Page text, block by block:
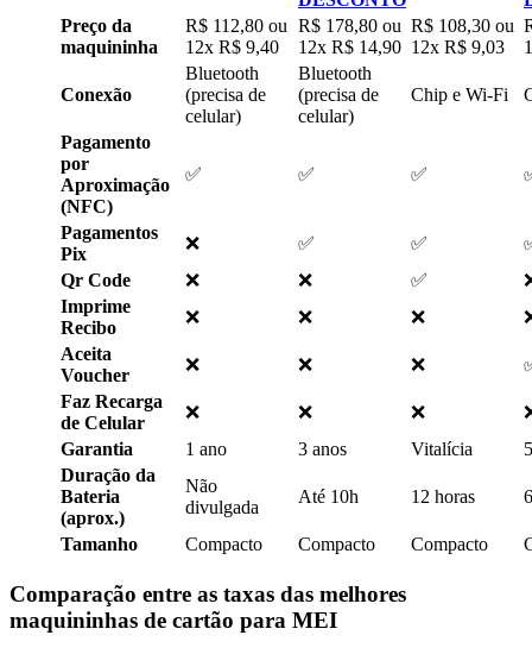
Preço da
maquininha
R$ 112,80 ou
12x R$ 9,40
R$ 178,80 ou
12x R$ 14,90
R$ 108,30 ou
12x R$ 9,03
Conexão
Bluetooth
(precisa de
celular)
Bluetooth
(precisa de
celular)
Chip e Wi-Fi
Pagamento
por
Aproximação
(NFC)
✅ ✅ ✅
Pagamentos
Pix
❌ ✅ ✅
Qr Code
❌ ❌ ✅
Imprime
Recibo
❌ ❌ ❌
Aceita
Voucher
❌ ❌ ❌
Faz Recarga
de Celular
❌ ❌ ❌
Garantia
1 ano 3 anos Vitalícia
Duração da
Bateria
(aprox.)
Não
divulgada
Até 10h 12 horas
Tamanho Compacto Compacto Compacto
Comparação entre as taxas das melhores
maquininhas de cartão para MEI